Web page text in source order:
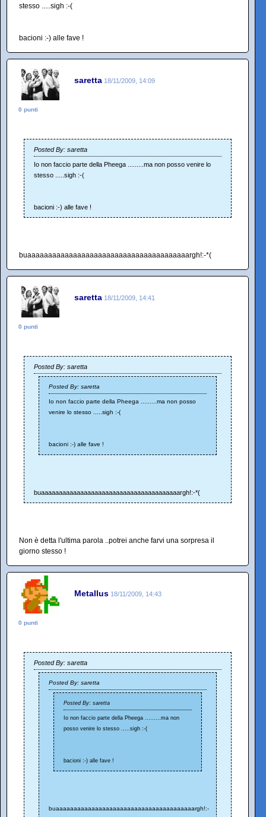
stesso .....sigh :-(
bacioni :-) alle fave !
saretta 18/11/2009, 14:09
0 punti
Posted By: saretta
Io non faccio parte della Pheega .........ma non posso venire lo
stesso .....sigh :-(
bacioni :-) alle fave !
buaaaaaaaaaaaaaaaaaaaaaaaaaaaaaaaaaaaaaaargh!:-*(
saretta 18/11/2009, 14:41
0 punti
Posted By: saretta
Posted By: saretta
Io non faccio parte della Pheega .........ma non posso
venire lo stesso .....sigh :-(
bacioni :-) alle fave !
buaaaaaaaaaaaaaaaaaaaaaaaaaaaaaaaaaaaaaaargh!:-*(
Non è detta l'ultima parola ..potrei anche farvi una sorpresa il
giorno stesso !
Metallus 18/11/2009, 14:43
0 punti
Posted By: saretta
Posted By: saretta
Posted By: saretta
Io non faccio parte della Pheega .........ma non
posso venire lo stesso .....sigh :-(
bacioni :-) alle fave !
buaaaaaaaaaaaaaaaaaaaaaaaaaaaaaaaaaaaaaaargh!:-